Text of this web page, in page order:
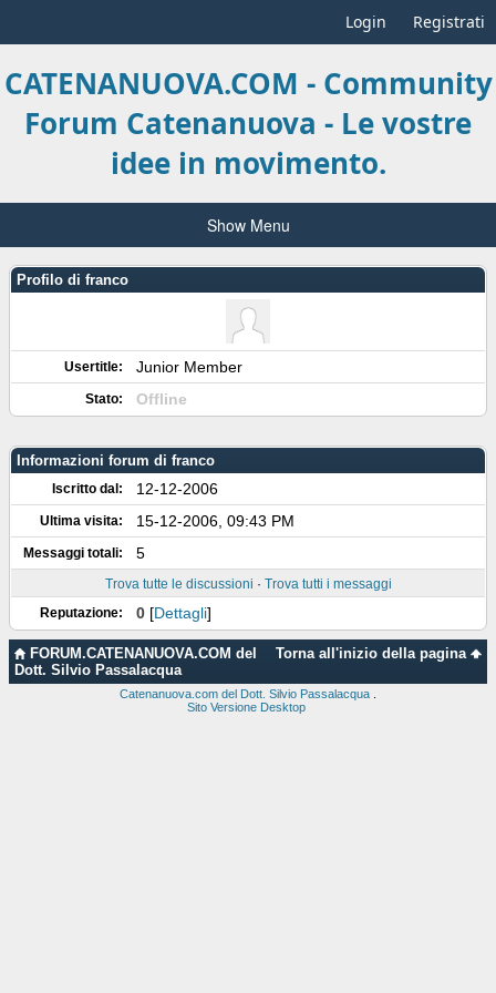
Login Registrati
CATENANUOVA.COM - Community
Forum Catenanuova - Le vostre
idee in movimento.
Show Menu
Profilo di franco
Usertitle: Junior Member
Stato: Offline
Informazioni forum di franco
Iscritto dal: 12-12-2006
Ultima visita: 15-12-2006, 09:43 PM
Messaggi totali: 5
Trova tutte le discussioni · Trova tutti i messaggi
Reputazione:
0 [Dettagli]
Torna all'inizio della pagina
FORUM.CATENANUOVA.COM del
Dott. Silvio Passalacqua
Catenanuova.com del Dott. Silvio Passalacqua
Sito Versione Desktop